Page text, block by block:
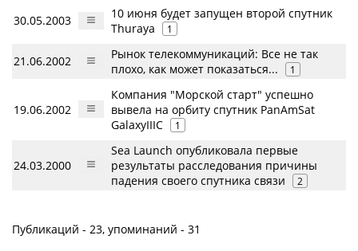
30.05.2003
10 июня будет запущен второй спутник
Thuraya
1
21.06.2002
Рынок телекоммуникаций: Все не так
плохо, как может показаться...
1
19.06.2002
Компания "Морской старт" успешно
вывела на орбиту спутник PanAmSat
GalaxyIIIC
1
24.03.2000
Sea Launch опубликовала первые
результаты расследования причины
падения своего спутника связи
2
Публикаций - 23, упоминаний - 31